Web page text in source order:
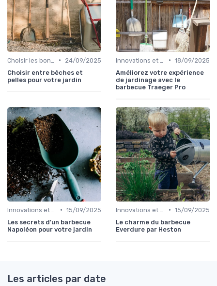
•
24/09/2025
Choisir entre bêches et
pelles pour votre jardin
• 18/09/2025
Améliorez votre expérience
de jardinage avec le
barbecue Traeger Pro
• 15/09/2025
Les secrets d'un barbecue
Napoléon pour votre jardin
• 15/09/2025
Le charme du barbecue
Everdure par Heston
Les articles par date